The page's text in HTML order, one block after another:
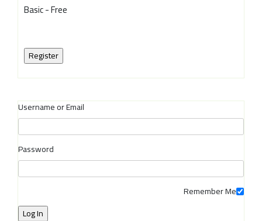
Basic-Free
Username or Email
Password
Remember Me